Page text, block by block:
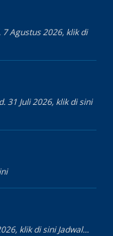
Agustus 2026, klik di
31 Juli 2026, klik di sini
klik di sini Jadwal...